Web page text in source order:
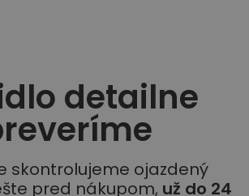
detailne
skontrolujeme ojazdený
pred nákupom, už do 24